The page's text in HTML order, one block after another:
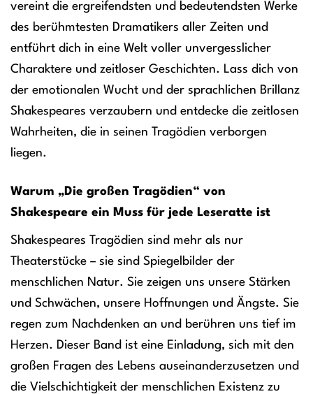
vereint die ergreifendsten und bedeutendsten Werke
des berühmtesten Dramatikers aller Zeiten und
entführt dich in eine Welt voller unvergesslicher
Charaktere und zeitloser Geschichten. Lass dich von
der emotionalen Wucht und der sprachlichen Brillanz
Shakespeares verzaubern und entdecke die zeitlosen
Wahrheiten, die in seinen Tragödien verborgen
liegen.
Warum „Die großen Tragödien“ von
Shakespeare ein Muss für jede Leseratte ist
Shakespeares Tragödien sind mehr als nur
Theaterstücke – sie sind Spiegelbilder der
menschlichen Natur. Sie zeigen uns unsere Stärken
und Schwächen, unsere Hoffnungen und Ängste. Sie
regen zum Nachdenken an und berühren uns tief im
Herzen. Dieser Band ist eine Einladung, sich mit den
großen Fragen des Lebens auseinanderzusetzen und
die Vielschichtigkeit der menschlichen Existenz zu